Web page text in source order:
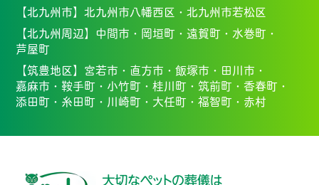
【北九州市】北九州市八幡西区・北九州市若松区
【北九州周辺】 中間市・ 岡垣町・遠賀町・ 水巻町・
芦屋町
【筑豊地区】 宮若市・ 直方市・飯塚市・ 田川市・
嘉麻市・鞍手町・ 小竹町・桂川町・ 筑前町・香春町・
添田町・ 糸田町・ 川崎町・ 大任町・福智町・ 赤村